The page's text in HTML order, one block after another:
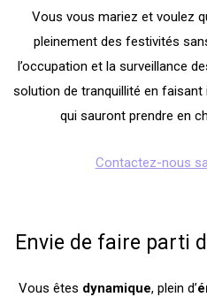
Vous vous mariez et voulez
pleinement des festivités
l’occupation et la surveillance
solution de tranquillité en faisant
qui sauront prendre en
Contactez-nous
Envie de faire parti
Vous êtes dynamique, plein d’